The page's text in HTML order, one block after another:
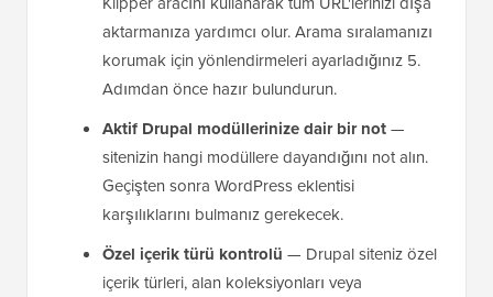
aktarmanıza yardımcı olur. Arama sıralamanızı
korumak için yönlendirmeleri ayarladığınız 5.
Adımdan önce hazır bulundurun.
Aktif Drupal modüllerinize dair bir not—
sitenizin hangi modüllere dayandığını not alın.
Geçişten sonra WordPress eklentisi
karşılıklarını bulmanız gerekecek.
Özel içerik türü kontrolü — Drupal siteniz özel
içerik türleri, alan koleksiyonları veya